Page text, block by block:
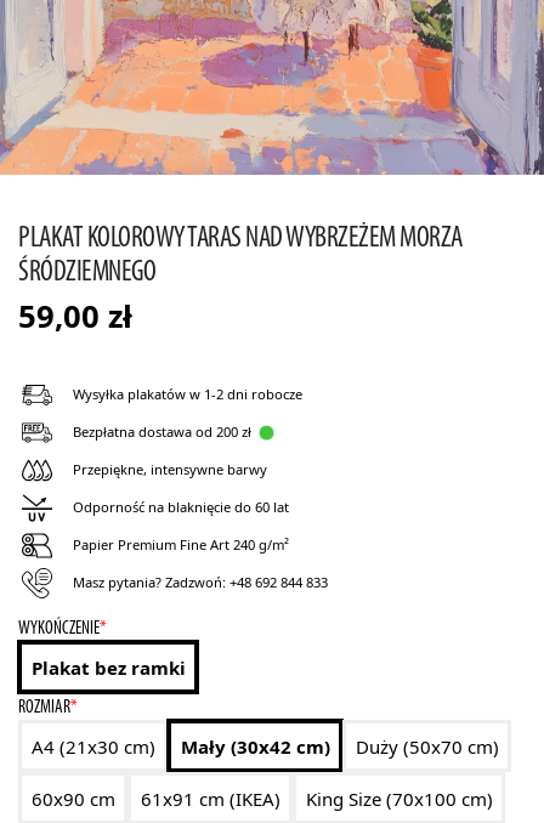
PLAKAT KOLOROWY TARAS NAD WYBRZEŻEM MORZA
ŚRÓDZIEMNEGO
59,00 zł
Wysyłka plakatów w 1-2 dni robocze
Bezpłatna dostawa od 200 zł
Przepiękne, intensywne barwy
Odporność na blaknięcie do 60 lat
Papier Premium Fine Art 240 g/m²
Masz pytania? Zadzwoń: +48 692 844 833
*
WYKOŃCZENIE
Plakat bez ramki
*
ROZMIAR
A4 (21x30 cm) Mały (30x42 cm) Duży (50x70 cm)
60x90 cm 61x91 cm (IKEA) King Size (70x100 cm)